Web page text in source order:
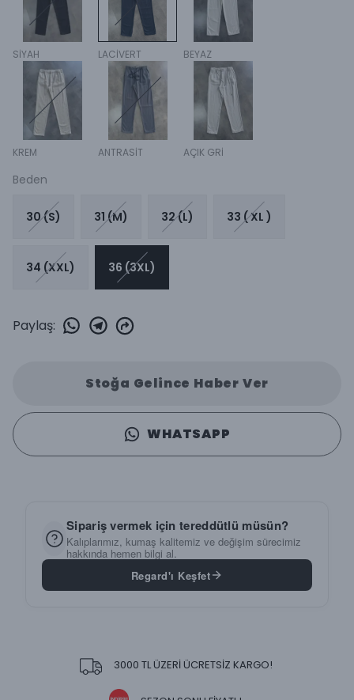
SİYAH LACİVERT BEYAZ
KREM ANTRASİT AÇIK GRİ
Beden
30 (S) 31 (M) 32 (L) 33 ( XL )
34 (XXL) 36 (3XL)
Paylaş:
Stoğa Gelince Haber Ver
WHATSAPP
Sipariş vermek için tereddütlü müsün?
Kalıplarımız, kumaş kalitemiz ve değişim sürecimiz
hakkında hemen bilgi al.
Regard'ı Keşfet
3000 TL ÜZERİ ÜCRETSİZ KARGO!